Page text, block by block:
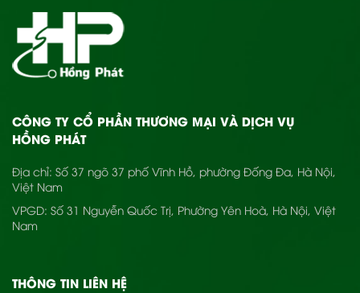
CÔNG TY CỔ PHẦN THƯƠNG MẠI VÀ DỊCH VỤ
HỒNG PHÁT
Địa chỉ: Số 37 ngõ 37 phố Vĩnh Hồ, phường Đống Đa, Hà Nội,
Việt Nam
VPGD: Số 31 Nguyễn Quốc Trị, Phường Yên Hoà, Hà Nội, Việt
Nam
THÔNG TIN LIÊN HỆ